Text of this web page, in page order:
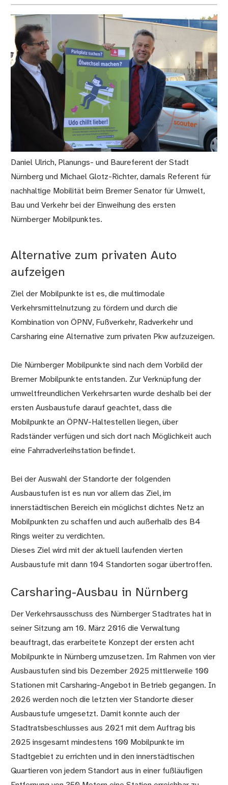
Daniel Ulrich, Planungs- und Baureferent der Stadt
Nürnberg und Michael Glotz-Richter, damals Referent für
nachhaltige Mobilität beim Bremer Senator für Umwelt,
Bau und Verkehr bei der Einweihung des ersten
Nürnberger Mobilpunktes.
Alternative zum privaten Auto
aufzeigen
Ziel der Mobilpunkte ist es, die multimodale
Verkehrsmittelnutzung zu fördern und durch die
Kombination von ÖPNV, Fußverkehr, Radverkehr und
Carsharing eine Alternative zum privaten Pkw aufzuzeigen.
Die Nürnberger Mobilpunkte sind nach dem Vorbild der
Bremer Mobilpunkte entstanden. Zur Verknüpfung der
umweltfreundlichen Verkehrsarten wurde deshalb bei der
ersten Ausbaustufe darauf geachtet, dass die
Mobilpunkte an ÖPNV-Haltestellen liegen, über
Radständer verfügen und sich dort nach Möglichkeit auch
eine Fahrradverleihstation befindet.
Bei der Auswahl der Standorte der folgenden
Ausbaustufen ist es nun vor allem das Ziel, im
innerstädtischen Bereich ein möglichst dichtes Netz an
Mobilpunkten zu schaffen und auch außerhalb des B4
Rings weiter zu verdichten.
Dieses Ziel wird mit der aktuell laufenden vierten
Ausbaustufe mit dann 104 Standorten sogar übertroffen.
Carsharing-Ausbau in Nürnberg
Der Verkehrsausschuss des Nürnberger Stadtrates hat in
seiner Sitzung am 10. März 2016 die Verwaltung
beauftragt, das erarbeitete Konzept der ersten acht
Mobilpunkte in Nürnberg umzusetzen. Im Rahmen von vier
Ausbaustufen sind bis Dezember 2025 mittlerweile 100
Stationen mit Carsharing-Angebot in Betrieb gegangen. In
2026 werden noch die letzten vier Standorte dieser
Ausbaustufe umgesetzt. Damit konnte auch der
Stadtratsbeschlusses aus 2021 mit dem Auftrag bis
2025 insgesamt mindestens 100 Mobilpunkte im
Stadtgebiet zu errichten und in den innerstädtischen
Quartieren von jedem Standort aus in einer fußläufigen